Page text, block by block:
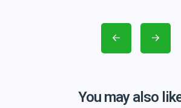
You may also